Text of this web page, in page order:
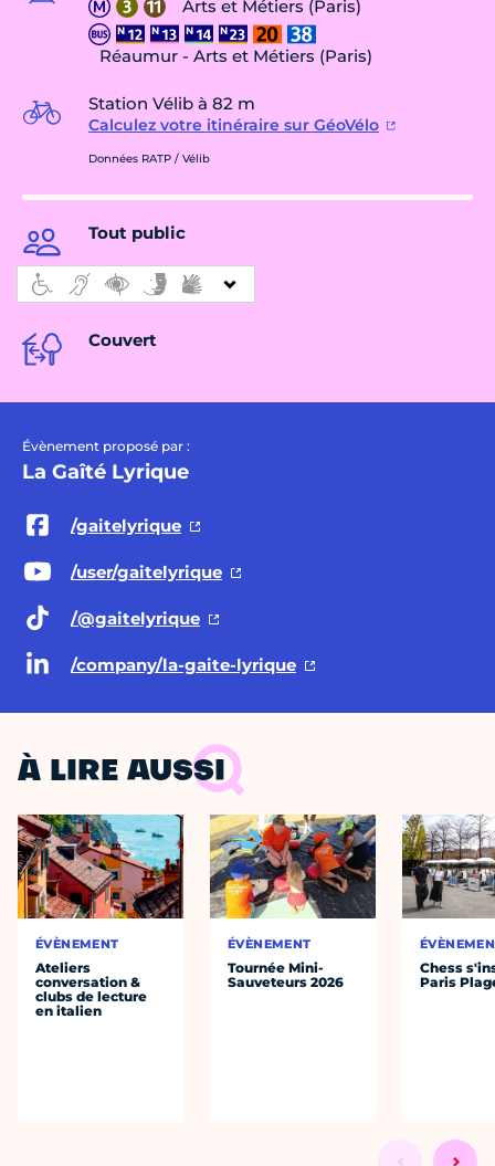
Arts et Métiers (Paris)
Réaumur - Arts et Métiers (Paris)
Station Vélib à 82 m
Calculez votre itinéraire sur GéoVélo
Données RATP / Vélib
Tout public
Couvert
Évènement proposé par :
La Gaîté Lyrique
/gaitelyrique
/user/gaitelyrique
/@gaitelyrique
/company/la-gaite-lyrique
À LIRE AUSSI
ÉVÈNEMENT
Ateliers
conversation &
clubs de lecture
en italien
ÉVÈNEMENT
Tournée Mini-
Sauveteurs 2026
Chess
Paris